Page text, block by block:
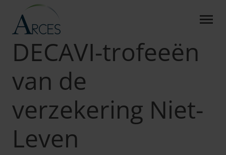
Skip to Main Content
DECAVI-TROFEEËN VAN
Arces Over ons
DECAVI-trofeeën
van de
verzekering Niet-
Leven